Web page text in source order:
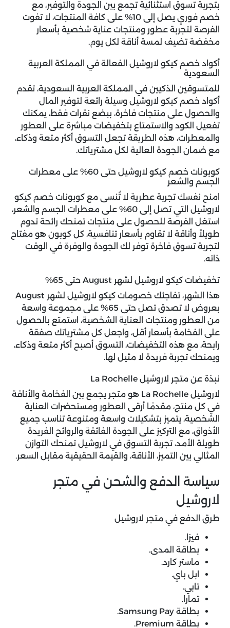
بتجربة تسوق استثنائية تجمع بين الجودة والتوفير، مع
خصم فوري يصل إلى 10% على كافة المنتجات، لا تفوت
الفرصة لتجربة عطور ومنتجات عناية شخصية بأسعار
مخفضة تضيف لمسة أناقة لكل يوم.
أكواد خصم كيكو لاروشيل الفعالة في المملكة العربية
السعودية
للمتسوقين الذكيين في المملكة العربية السعودية، تقدم
أكواد خصم كيكو لاروشيل وسيلة رائعة لتوفير المال
والحصول على منتجات فاخرة، ببضع نقرات فقط، يمكنك
تفعيل الكود والاستمتاع بتخفيضات مباشرة على العطور
والمعطرات، هذه الطريقة تجعل التسوق أكثر متعة وذكاء،
مع ضمان الجودة العالية لكل مشترياتك.
كوبونات خصم كيكو لاروشيل حتى 60% على معطرات
الجسم والشعر
امنح نفسك تجربة عطرية لا تُنسى مع كوبونات خصم كيكو
لاروشيل
التي تصل إلى 60% على معطرات الجسم والشعر،
استغل الفرصة للحصول على منتجات تمنحك رائحة تدوم
طويلاً وأناقة لا تقاوم بأسعار تنافسية، كل كوبون هو مفتاح
لتجربة تسوق فاخرة توفر لك الجودة والوفرة في الوقت
ذاته.
تخفيضات كيكو لاروشيل لشهر August حتى 65%
هذا الشهر، تفاجئك خصومات كيكو لاروشيل لشهر August
بعروض لا تصدق تصل حتى 65% على مجموعة واسعة
من العطور ومنتجات العناية الشخصية، استمتع بالحصول
على الفخامة بأسعار أقل، واجعل كل مشترياتك صفقة
رابحة، مع هذه التخفيضات، التسوق أصبح أكثر متعة وذكاء،
ويمنحك تجربة فريدة لا مثيل لها.
نبذة عن متجر لاروشيل La Rochelle
لاروشيل La Rochelle هو متجر يجمع بين الفخامة والأناقة
في كل منتج، مقدمًا أرقى العطور ومستحضرات العناية
الشخصية، يتميز بتشكيلات واسعة ومتنوعة تناسب جميع
الأذواق، مع التركيز على الجودة الفائقة والروائح الفريدة
طويلة الأمد، تجربة التسوق في لاروشيل تمنحك التوازن
المثالي بين التميز، الأناقة، والقيمة الحقيقية مقابل السعر.
سياسة الدفع والشحن في متجر
لاروشيل
طرق الدفع في متجر لاروشيل
فيزا.
بطاقة المدى.
ماستر كارد.
ابل باي.
تابي.
تمارا.
بطاقة Samsung Pay.
بطاقة Premium.